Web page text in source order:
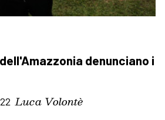
denunciano i
Luca Volontè